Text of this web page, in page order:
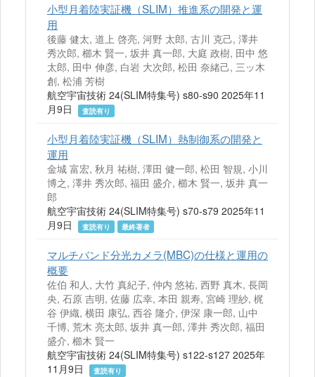
小型月着陸実証機（SLIM）推進系の開発と運
用
後藤 健太, 道上 啓亮, 河野 太郎, 古川 克己, 澤井
秀次郎, 櫛木 賢一, 坂井 真一郎, 大庭 政樹, 田中 悠
太郎, 田中 伸彦, 白岩 大次郎, 松田 奈緒己, 三ッ木
創, 松浦 芳樹
航空宇宙技術 24(SLIM特集号) s80-s90 2025年11
月9日
査読有り
小型月着陸実証機（SLIM）熱制御系の開発と
運用
金城 富宏, 秋月 祐樹, 澤田 健一郎, 松田 智規, 小川
博之, 澤井 秀次郎, 福田 盛介, 櫛木 賢一, 坂井 真一
郎
航空宇宙技術 24(SLIM特集号) s70-s79 2025年11
月9日
査読有り 最終著者
マルチバンド分光カメラ(MBC)の仕様と運用の
概要
佐伯 和人, 大竹 真紀子, 仲内 悠祐, 西野 真木, 長岡
央, 石原 吉明, 佐藤 広幸, 本田 親寿, 宮崎 理紗, 梶
谷 伊織, 横田 康弘, 西谷 隆介, 伊深 康一郎, 山中
千博, 荒木 亮太郎, 坂井 真一郎, 澤井 秀次郎, 福田
盛介, 櫛木 賢一
航空宇宙技術 24(SLIM特集号) s122-s127 2025年
11月9日
査読有り